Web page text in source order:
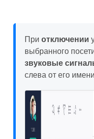
При отключении
выбранного
звуковые
слева от его